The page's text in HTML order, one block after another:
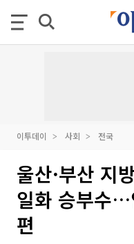
이투데이 사회 전국
울산·부산 지
일화 승부수…
편